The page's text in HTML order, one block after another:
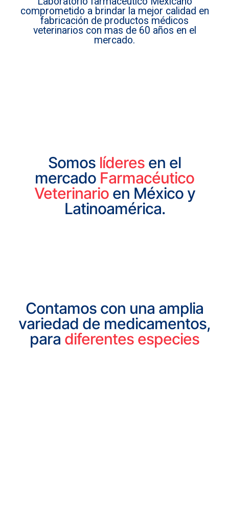
comprometido a brindar la mejor calidad en
fabricación de productos médicos
veterinarios con mas de 60 años en el
mercado.
Somos líderes en el
mercado Farmacéutico
Veterinarioen México y
Latinoamérica.
Contamos con una amplia
variedad de medicamentos,
para diferentes especies